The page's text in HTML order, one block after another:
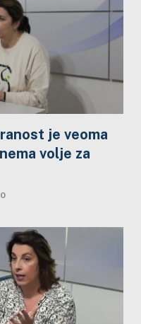
je veoma
volje za
0